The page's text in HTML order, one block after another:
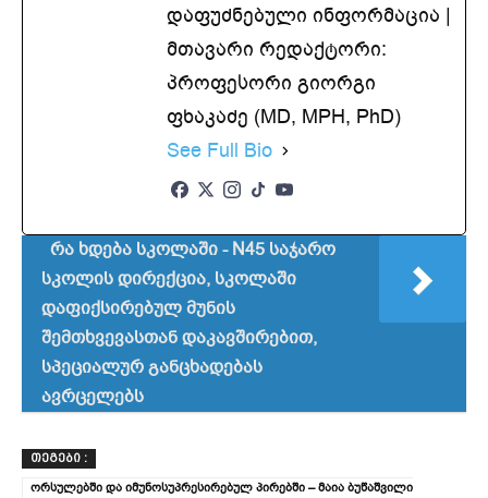
დაფუძნებული ინფორმაცია |
მთავარი რედაქტორი:
პროფესორი გიორგი
ფხაკაძე (MD, MPH, PhD)
See Full Bio
რა ხდება სკოლაში - N45 საჯარო
სკოლის დირექცია, სკოლაში
დაფიქსირებულ მუნის
შემთხვევასთან დაკავშირებით,
სპეციალურ განცხადებას
ავრცელებს
ᲗᲔᲒᲔᲑᲘ :
ორსულებში და იმუნოსუპრესირებულ პირებში – მაია ბუწაშვილი